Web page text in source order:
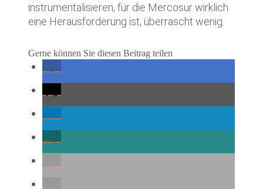
instrumentalisieren, für die Mercosur wirklich
eine Herausforderung ist, überrascht wenig.
Gerne können Sie diesen Beitrag teilen